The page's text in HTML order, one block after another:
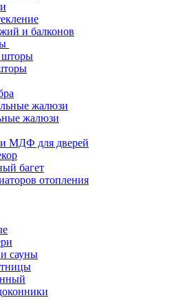
и балконов
шторы
жалюзи
жалюзи
МДФ для дверей
багет
отопления
сауны